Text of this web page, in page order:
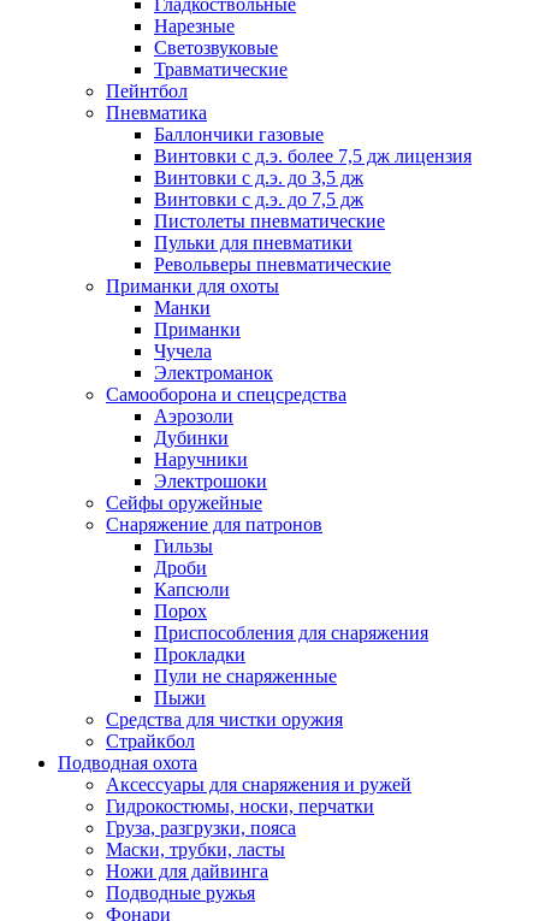
Гладкоствольные
Нарезные
Светозвуковые
Травматические
Пейнтбол
Пневматика
Баллончики газовые
Винтовки с д.э. более 7,5 дж лицензия
Винтовки с д.э. до 3,5 дж
Винтовки с д.э. до 7,5 дж
Пистолеты пневматические
Пульки для пневматики
Револьверы пневматические
Приманки для охоты
Манки
Приманки
Чучела
Электроманок
Самооборона и спецсредства
Аэрозоли
Дубинки
Наручники
Электрошоки
Сейфы оружейные
Снаряжение для патронов
Гильзы
Дроби
Капсюли
Порох
Приспособления для снаряжения
Прокладки
Пули не снаряженные
Пыжи
Средства для чистки оружия
Страйкбол
Подводная охота
Аксессуары для снаряжения и ружей
Гидрокостюмы, носки, перчатки
Груза, разгрузки, пояса
Маски, трубки, ласты
Ножи для дайвинга
Подводные ружья
Фонари